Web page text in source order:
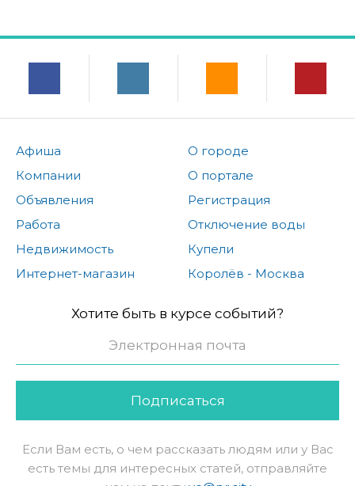
Афиша
Компании
Объявления
Работа
Недвижимость
Интернет-магазин
О городе
О портале
Регистрация
Отключение воды
Купели
Королёв - Москва
Хотите быть в курсе событий?
Подписаться
Если Вам есть, о чем рассказать людям или у Вас
есть темы для интересных статей, отправляйте